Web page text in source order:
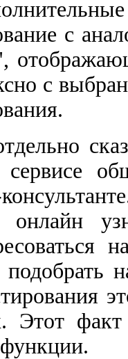
с
с
онлайн
подобрать
Этот факт